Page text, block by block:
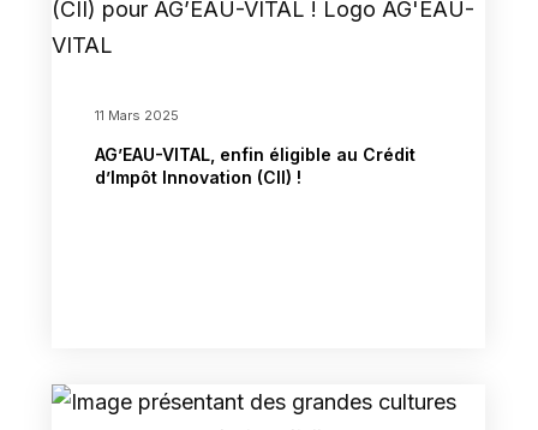
11 Mars 2025
AG’EAU-VITAL, enfin éligible au Crédit
d’Impôt Innovation (CII) !